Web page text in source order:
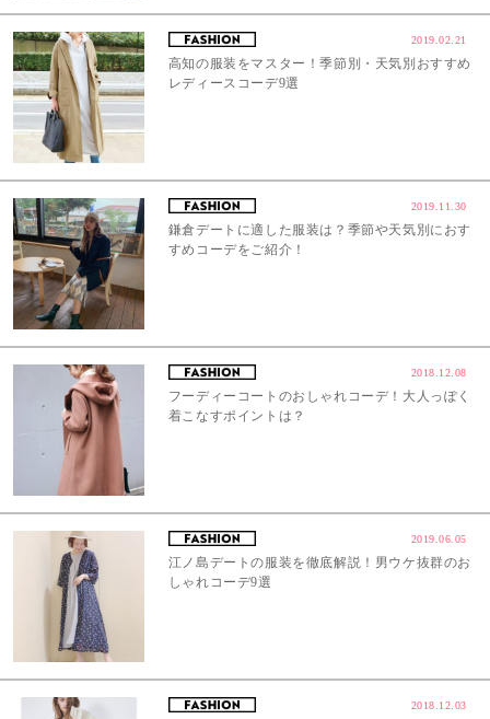
2019.02.21
高知の服装をマスター！季節別・天気別おすすめ
レディースコーデ9選
2019.11.30
鎌倉デートに適した服装は？季節や天気別におす
すめコーデをご紹介！
2018.12.08
フーディーコートのおしゃれコーデ！大人っぽく
着こなすポイントは？
2019.06.05
江ノ島デートの服装を徹底解説！男ウケ抜群のお
しゃれコーデ9選
2018.12.03